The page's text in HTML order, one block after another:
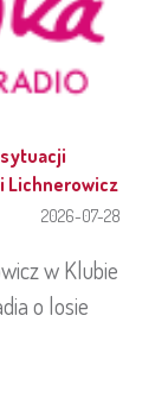
Lichnerowicz
2026-07-28
w Klubie
o losie